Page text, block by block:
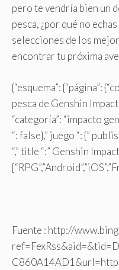
pero te vendría bien un
pesca, ¿por qué no
selecciones de los
encontrar tu próxima
{“esquema”: {“página”:
pesca de Genshin
“categoría”: “impacto
“: false},” juego “: {”
“,” title “:” Genshin
Fuente : http://